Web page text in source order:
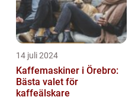
14 juli 2024
Kaffemaskiner i Örebro:
Bästa valet för
kaffeälskare